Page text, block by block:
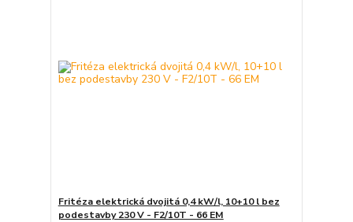
Fritéza elektrická dvojitá 0,4 kW/l, 10+10 l bez
podestavby 230 V - F2/10T - 66 EM